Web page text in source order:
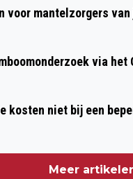
voor mantelzorgers
via
kosten niet bij een
Meer